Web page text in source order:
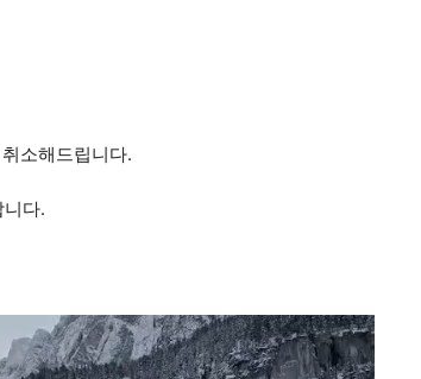
소해드립니다.
다.